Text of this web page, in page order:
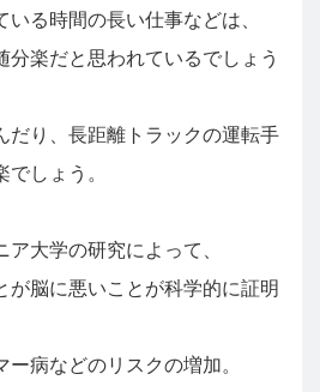
る時間の長い仕事などは、
分楽だと思われているでしょう
だり、長距離トラックの運転手
しょう。
ア大学の研究によって、
が脳に悪いことが科学的に証明
病などのリスクの増加。